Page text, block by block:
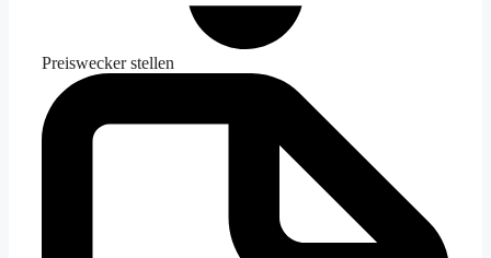
Preiswecker stellen